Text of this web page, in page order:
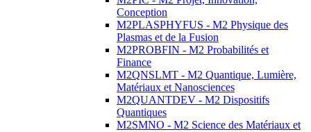
Conception
M2PLASPHYFUS - M2 Physique des
Plasmas et de la Fusion
M2PROBFIN - M2 Probabilités et
Finance
M2QNSLMT - M2 Quantique, Lumière,
Matériaux et Nanosciences
M2QUANTDEV - M2 Dispositifs
Quantiques
M2SMNO - M2 Science des Matériaux et